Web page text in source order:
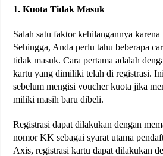
1. Kuota Tidak Masuk
Salah satu faktor kehilangannya
Sehingga, Anda perlu tahu beberapa
tidak masuk. Cara pertama adalah
kartu yang dimiliki telah di registrasi.
sebelum mengisi voucher kuota jika
miliki masih baru dibeli.
Registrasi dapat dilakukan dengan
nomor KK sebagai syarat utama
Axis, registrasi kartu dapat dilakukan